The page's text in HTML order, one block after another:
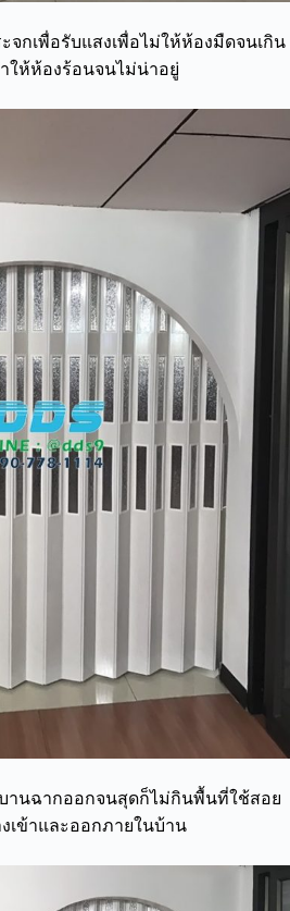
จกเพื่อรับแสงเพื่อไม่ให้ห้องมืดจนเกิน
ให้ห้องร้อนจนไม่น่าอยู่
านฉากออกจนสุดก็ไม่กินพื้นที่ใช้สอย
เข้าและออกภายในบ้าน